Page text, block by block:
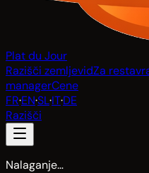
Plat du Jour
Razišči zemljevidZa
managerCene
FR·EN·SL·IT·DE
Razišči
Nalaganje…